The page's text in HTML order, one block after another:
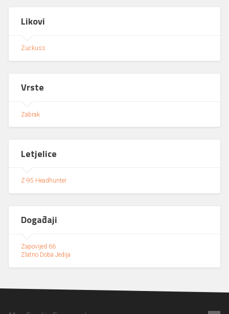
Likovi
Zuckuss
Vrste
Zabrak
Letjelice
Z-95 Headhunter
Događaji
Zapovijed 66
Zlatno Doba Jedija